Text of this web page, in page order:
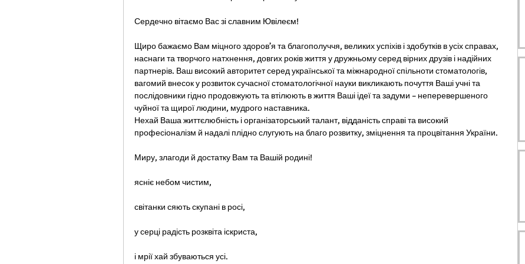
Сердечно вітаємо Вас зі славним Ювілеєм!
Щиро бажаємо Вам міцного здоров’я та благополуччя, великих успіхів і здобутків в усіх справах,
наснаги та творчого натхнення, довгих років життя у дружньому серед вірних друзів і надійних
партнерів. Ваш високий авторитет серед української та міжнародної спільноти стоматологів,
вагомий внесок у розвиток сучасної стоматологічної науки викликають почуття Ваші учні та
послідовники гідно продовжують та втілюють в життя Ваші ідеї та задуми – неперевершеного
чуйної та щирої людини, мудрого наставника.
Нехай Ваша життєлюбність і організаторський талант, відданість справі та високий
професіоналізм й надалі плідно слугують на благо розвитку, зміцнення та процвітання України.
Миру, злагоди й достатку Вам та Вашій родині!
ясніє небом чистим,
світанки сяють скупані в росі,
у серці радість розквіта іскриста,
і мрії хай збуваються усі.